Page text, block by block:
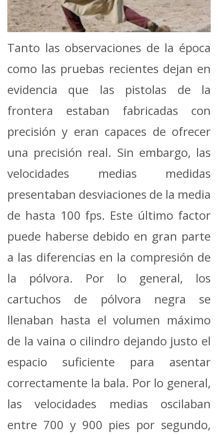
Tanto las observaciones de la época
como las pruebas recientes dejan en
evidencia que las pistolas de la
frontera estaban fabricadas con
precisión y eran capaces de ofrecer
una precisión real. Sin embargo, las
velocidades medias medidas
presentaban desviaciones de la media
de hasta 100 fps. Este último factor
puede haberse debido en gran parte
a las diferencias en la compresión de
la pólvora. Por lo general, los
cartuchos de pólvora negra se
llenaban hasta el volumen máximo
de la vaina o cilindro dejando justo el
espacio suficiente para asentar
correctamente la bala. Por lo general,
las velocidades medias oscilaban
entre 700 y 900 pies por segundo,